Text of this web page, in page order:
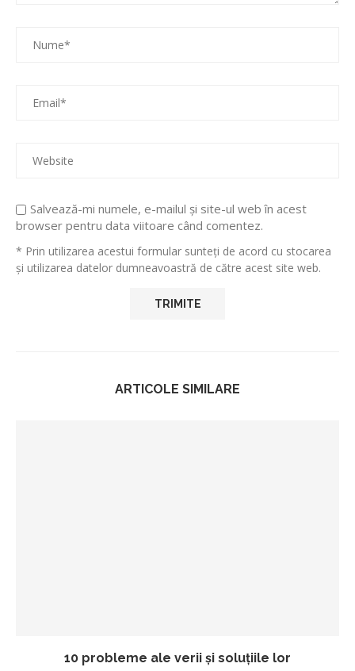
Salvează-mi numele, e-mailul și site-ul web în acest
browser pentru data viitoare când comentez.
* Prin utilizarea acestui formular sunteți de acord cu stocarea
și utilizarea datelor dumneavoastră de către acest site web.
ARTICOLE SIMILARE
10 probleme ale verii și soluțiile lor